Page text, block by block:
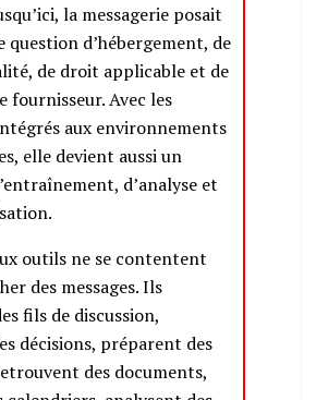
la messagerie posait
question d’hébergement, de
de droit applicable et de
fournisseur. Avec les
aux environnements
elle devient aussi un
d’analyse et
outils ne se contentent
des messages. Ils
fils de discussion,
décisions, préparent des
des documents,